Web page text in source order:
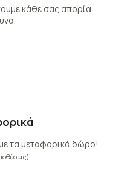
κάθε σας απορία.
τα μεταφορικά δώρο!